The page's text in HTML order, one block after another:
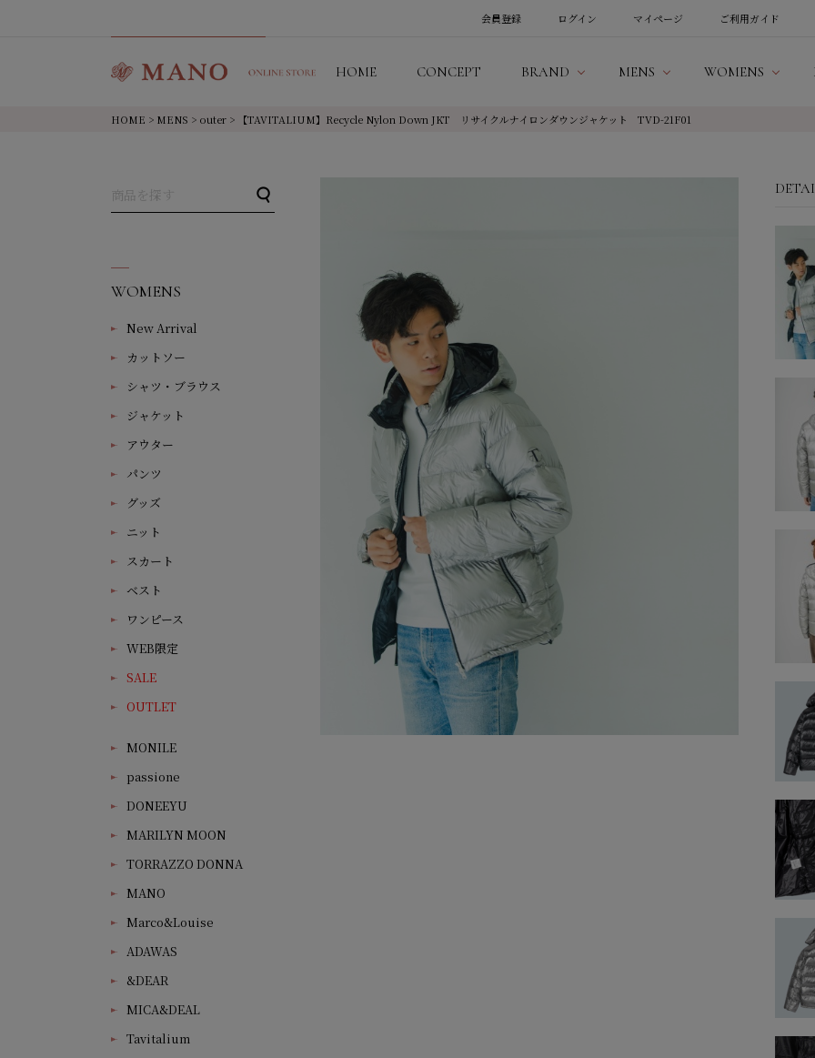
会員登録 ログイン マイページ ご利用ガイド
HOME CONCEPT BRAND MENS WOMENS
HOME > MENS > outer > 【TAVITALIUM】Recycle Nylon Down JKT リサイクルナイロンダウンジャケット TVD-21F01
WOMENS
New Arrival
カットソー
シャツ・ブラウス
ジャケット
アウター
パンツ
グッズ
ニット
スカート
ベスト
ワンピース
WEB限定
SALE
OUTLET
MONILE
passione
DONEEYU
MARILYN MOON
TORRAZZO DONNA
MANO
Marco&Louise
ADAWAS
&DEAR
MICA&DEAL
Tavitalium